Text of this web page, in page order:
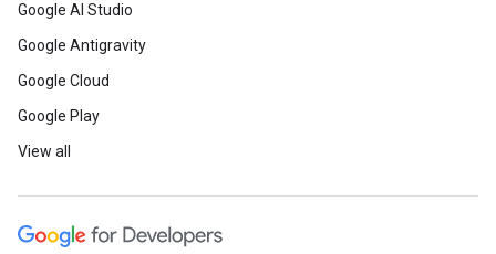
Google AI Studio
Google Antigravity
Google Cloud
Google Play
View all